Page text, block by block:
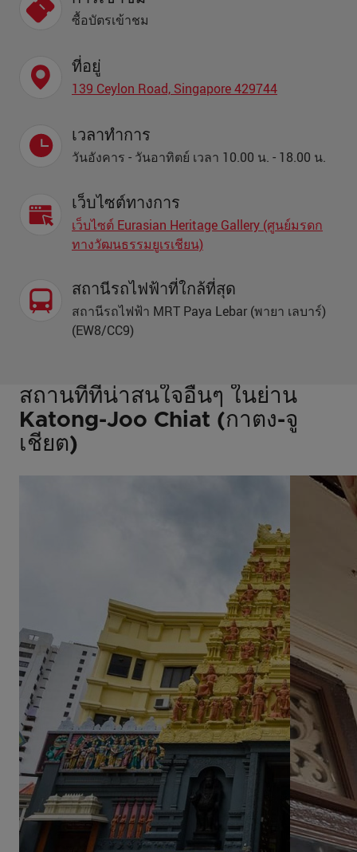
ซื้อบัตรเข้าชม
ที่อยู่
139 Ceylon Road, Singapore 429744
เวลาทำการ
วันอังคาร - วันอาทิตย์ เวลา 10.00 น. - 18.00 น.
เว็บไซต์ทางการ
เว็บไซต์ Eurasian Heritage Gallery (ศูนย์มรดก
ทางวัฒนธรรมยูเรเชียน)
สถานีรถไฟฟ้าที่ใกล้ที่สุด
สถานีรถไฟฟ้า MRT Paya Lebar (พายา เลบาร์)
(EW8/CC9)
สถานที่ที่น่าสนใจอื่นๆ ในย่าน
Katong-Joo Chiat (กาตง-จู
เชียต)